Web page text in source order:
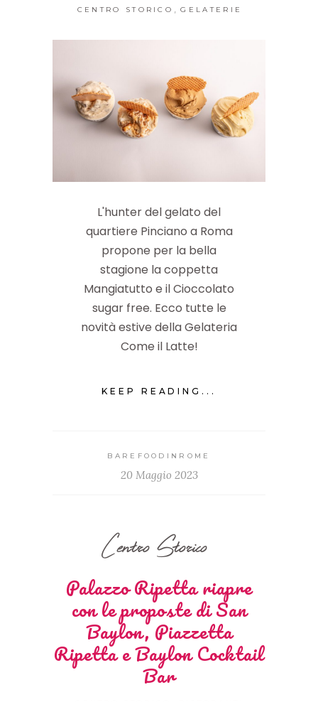
CENTRO STORICO , GELATERIE
L'hunter del gelato del
quartiere Pinciano a Roma
propone per la bella
stagione la coppetta
Mangiatutto e il Cioccolato
sugar free. Ecco tutte le
novità estive della Gelateria
Come il Latte!
KEEP READING...
BAREFOODINROME
20 Maggio 2023
Centro Storico
Palazzo Ripetta riapre
con le proposte di San
Baylon, Piazzetta
Ripetta e Baylon Cocktail
Bar